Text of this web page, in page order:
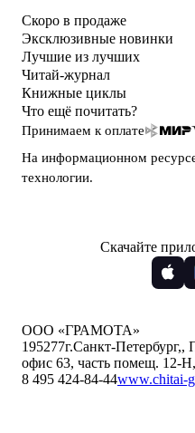
Скоро в продаже
Эксклюзивные новинки
Лучшие из лучших
Читай-журнал
Книжные циклы
Что ещё почитать?
Принимаем к оплате
На информационном
технологии.
Скачайте
ООО «ГРАМОТА»
195277г.Санкт-Петербург,,
офис 63, часть помещ. 12-
8 495 424-84-44www.chitai-